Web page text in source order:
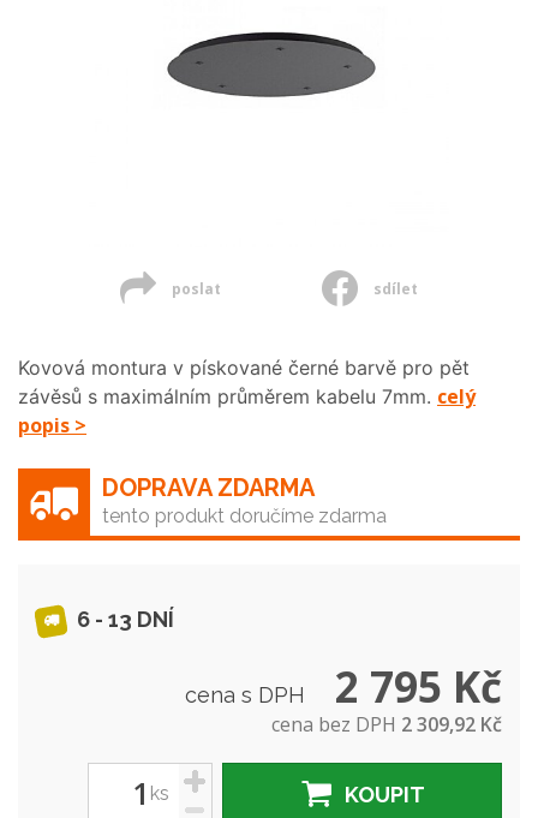
poslat sdílet
Kovová montura v pískované černé barvě pro pět
závěsů s maximálním průměrem kabelu 7mm. celý
popis >
DOPRAVA ZDARMA
tento produkt doručíme zdarma
6 - 13 DNÍ
cena s DPH 2 795 Kč
cena bez DPH 2 309,92 Kč
ks
+
-
KOUPIT